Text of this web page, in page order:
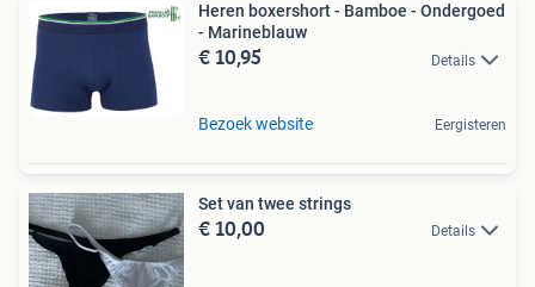
Heren boxershort - Bamboe - Ondergoed
- Marineblauw
€ 10,95 Details
Bezoek website Eergisteren
Set van twee strings
€ 10,00 Details